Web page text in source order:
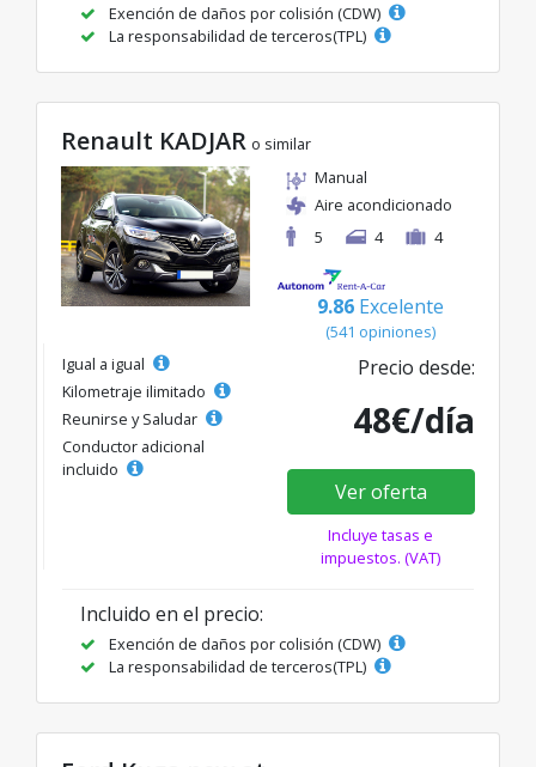
Exención de daños por colisión (CDW)
La responsabilidad de terceros(TPL)
Renault KADJAR o similar
Manual
Aire acondicionado
5
4 4
9.86 Excelente
(541 opiniones)
Igual a igual
Kilometraje ilimitado
Reunirse y Saludar
Conductor adicional
incluido
Precio desde:
48€/día
Ver oferta
Incluye tasas e
impuestos. (VAT)
Incluido en el precio:
Exención de daños por colisión (CDW)
La responsabilidad de terceros(TPL)